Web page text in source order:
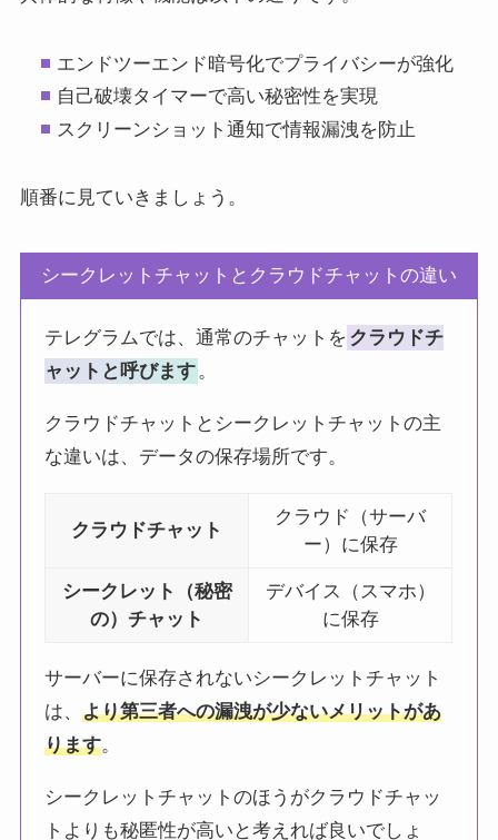
エンドツーエンド暗号化でプライバシーが強化
自己破壊タイマーで高い秘密性を実現
スクリーンショット通知で情報漏洩を防止
順番に見ていきましょう。
シークレットチャットとクラウドチャットの違い
テレグラムでは、通常のチャットを クラウドチ
ャットと呼びます。
クラウドチャットとシークレットチャットの主
な違いは、データの保存場所です。
クラウドチャット
クラウド（サーバ
ー）に保存
シークレット（秘密
の）チャット
デバイス（スマホ）
に保存
サーバーに保存されないシークレットチャット
は、より第三者への漏洩が少ないメリットがあ
ります。
シークレットチャットのほうがクラウドチャッ
トよりも秘匿性が高いと考えれば良いでしょ